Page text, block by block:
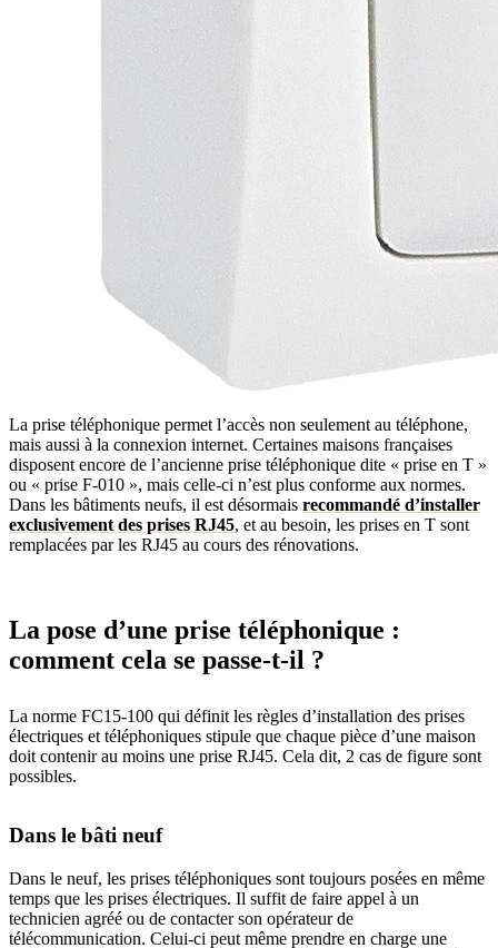
La prise téléphonique permet l’accès non seulement au téléphone,
mais aussi à la connexion internet. Certaines maisons françaises
disposent encore de l’ancienne prise téléphonique dite « prise en T »
ou « prise F-010 », mais celle-ci n’est plus conforme aux normes.
Dans les bâtiments neufs, il est désormais recommandé d’installer
exclusivement des prises RJ45, et au besoin, les prises en T sont
remplacées par les RJ45 au cours des rénovations.
La pose d’une prise téléphonique :
comment cela se passe-t-il ?
La norme FC15-100 qui définit les règles d’installation des prises
électriques et téléphoniques stipule que chaque pièce d’une maison
doit contenir au moins une prise RJ45. Cela dit, 2 cas de figure sont
possibles.
Dans le bâti neuf
Dans le neuf, les prises téléphoniques sont toujours posées en même
temps que les prises électriques. Il suffit de faire appel à un
technicien agréé ou de contacter son opérateur de
télécommunication. Celui-ci peut même prendre en charge une